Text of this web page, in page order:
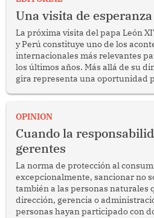
Una visita de esperanza
La próxima visita del papa León
y Perú constituye uno de los
internacionales más relevantes
los últimos años. Más allá de su
gira representa una oportunidad
enfrenta desafíos en materia de
OPINION
Cuando la
gerentes
La norma de protección al
excepcionalmente, sancionar no
también a las personas naturales
dirección, gerencia o
personas hayan participado con